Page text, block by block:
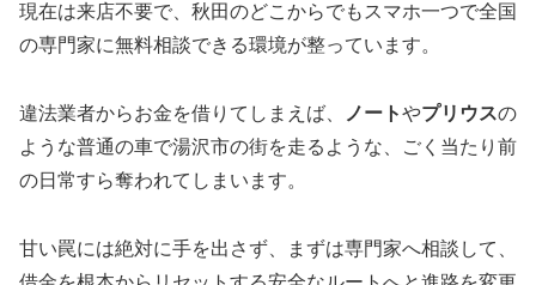
現在は来店不要で、秋田のどこからでもスマホ一つで全国
の専門家に無料相談できる環境が整っています。
違法業者からお金を借りてしまえば、 ノートやプリウスの
ような普通の車で湯沢市の街を走るような、ごく当たり前
の日常すら奪われてしまいます。
甘い罠には絶対に手を出さず、まずは専門家へ相談して、